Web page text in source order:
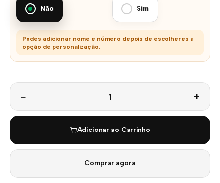
Não Sim
Podes adicionar nome e número depois de escolheres a
opção de personalização.
Adicionar ao Carrinho
Comprar agora